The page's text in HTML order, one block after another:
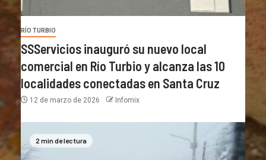
RÍO TURBIO
SSServicios inauguró su nuevo local
comercial en Río Turbio y alcanza las 10
localidades conectadas en Santa Cruz
12 de marzo de 2026 Infomix
2 min de lectura